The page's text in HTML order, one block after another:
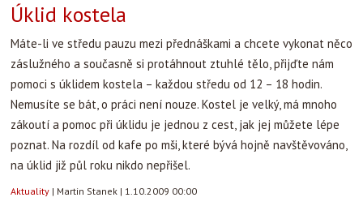
Úklid kostela
Máte-li ve středu pauzu mezi přednáškami a chcete vykonat něco
záslužného a současně si protáhnout ztuhlé tělo, přijďte nám
pomoci s úklidem kostela – každou středu od 12 – 18 hodin.
Nemusíte se bát, o práci není nouze. Kostel je velký, má mnoho
zákoutí a pomoc při úklidu je jednou z cest, jak jej můžete lépe
poznat. Na rozdíl od kafe po mši, které bývá hojně navštěvováno,
na úklid již půl roku nikdo nepřišel.
Aktuality | Martin Stanek | 1.10.2009 00:00